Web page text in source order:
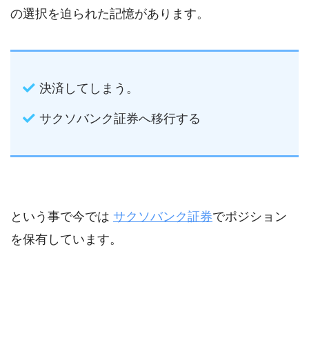
の選択を迫られた記憶があります。
決済してしまう。
サクソバンク証券へ移行する
という事で今では サクソバンク証券でポジション
を保有しています。